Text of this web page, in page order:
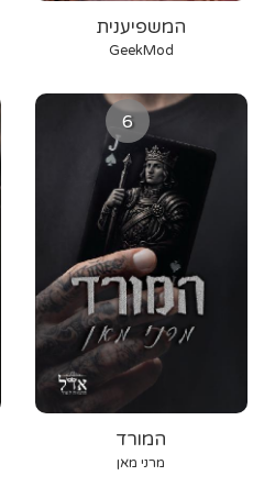
המשפיענית
GeekMod
6
המורד
מרני מאן